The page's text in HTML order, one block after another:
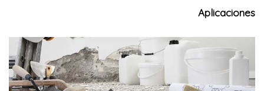
combina con tecnologías e instalaciones de alto
VMC Flow40 Helty
todos los apartamentos.
Aplicaciones